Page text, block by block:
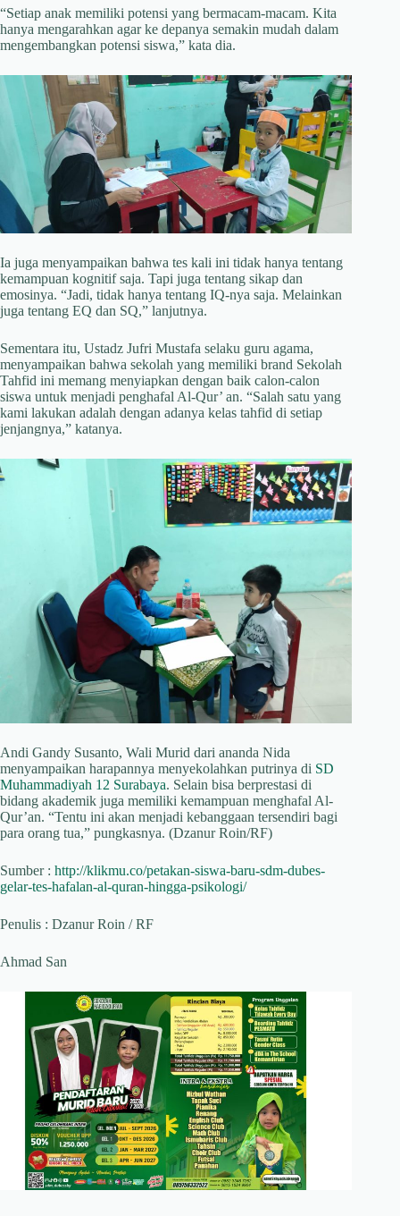
“Setiap anak memiliki potensi yang bermacam-macam. Kita
hanya mengarahkan agar ke depanya semakin mudah dalam
mengembangkan potensi siswa,” kata dia.
Ia juga menyampaikan bahwa tes kali ini tidak hanya tentang
kemampuan kognitif saja. Tapi juga tentang sikap dan
emosinya. “Jadi, tidak hanya tentang IQ-nya saja. Melainkan
juga tentang EQ dan SQ,” lanjutnya.
Sementara itu, Ustadz Jufri Mustafa selaku guru agama,
menyampaikan bahwa sekolah yang memiliki brand Sekolah
Tahfid ini memang menyiapkan dengan baik calon-calon
siswa untuk menjadi penghafal Al-Qur’ an. “Salah satu yang
kami lakukan adalah dengan adanya kelas tahfid di setiap
jenjangnya,” katanya.
Andi Gandy Susanto, Wali Murid dari ananda Nida
menyampaikan harapannya menyekolahkan putrinya di SD
Muhammadiyah 12 Surabaya. Selain bisa berprestasi di
bidang akademik juga memiliki kemampuan menghafal Al-
Qur’an. “Tentu ini akan menjadi kebanggaan tersendiri bagi
para orang tua,” pungkasnya. (Dzanur Roin/RF)
Sumber : http://klikmu.co/petakan-siswa-baru-sdm-dubes-
gelar-tes-hafalan-al-quran-hingga-psikologi/
Penulis : Dzanur Roin / RF
Ahmad San